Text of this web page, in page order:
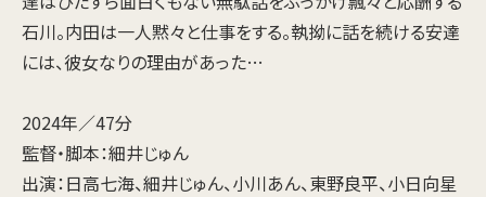
石川。内田は一人黙々と仕事をする。執拗に話を続ける安達
には、彼女なりの理由があった…
2024年／47分
監督・脚本：細井じゅん
出演：日高七海、細井じゅん、小川あん、東野良平、小日向星